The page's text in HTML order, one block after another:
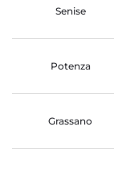
Senise
Potenza
Grassano